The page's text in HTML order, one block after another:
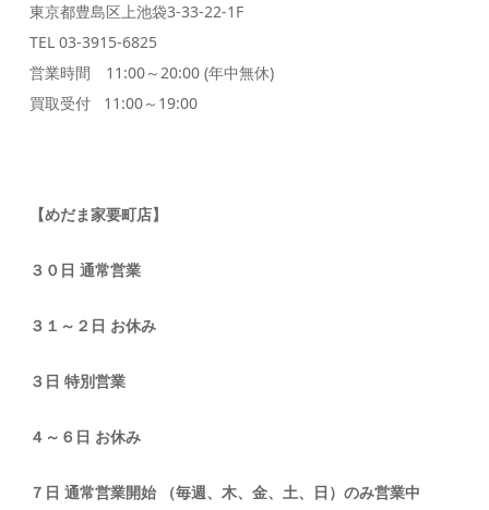
東京都豊島区上池袋3-33-22-1F
TEL 03-3915-6825
営業時間 11:00～20:00 (年中無休)
買取受付 11:00～19:00
【めだま家要町店】
３０日 通常営業
３１～２日 お休み
３日 特別営業
４～６日 お休み
７日 通常営業開始 （毎週、木、金、土、日）のみ営業中